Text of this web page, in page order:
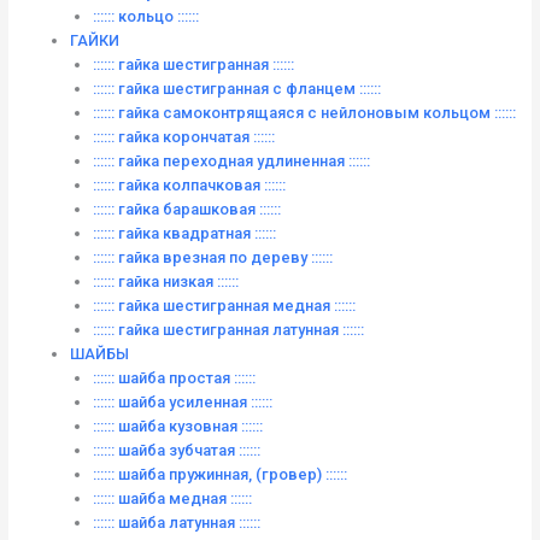
:::::: кольцо ::::::
ГАЙКИ
:::::: гайка шестигранная ::::::
:::::: гайка шестигранная с фланцем ::::::
:::::: гайка самоконтрящаяся с нейлоновым кольцом ::::::
:::::: гайка корончатая ::::::
:::::: гайка переходная удлиненная ::::::
:::::: гайка колпачковая ::::::
:::::: гайка барашковая ::::::
:::::: гайка квадратная ::::::
:::::: гайка врезная по дереву ::::::
:::::: гайка низкая ::::::
:::::: гайка шестигранная медная ::::::
:::::: гайка шестигранная латунная ::::::
ШАЙБЫ
:::::: шайба простая ::::::
:::::: шайба усиленная ::::::
:::::: шайба кузовная ::::::
:::::: шайба зубчатая ::::::
:::::: шайба пружинная, (гровер) ::::::
:::::: шайба медная ::::::
:::::: шайба латунная ::::::